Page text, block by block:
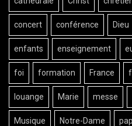
concert conférence Dieu
enfants enseignement
foi formation France
louange Marie messe
Musique Notre-Dame